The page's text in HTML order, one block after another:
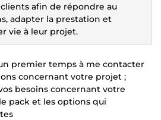
afin de répondre au
adapter la prestation et
vie à leur projet.
premier temps à me contacter
concernant votre projet ;
besoins concernant votre
pack et les options qui